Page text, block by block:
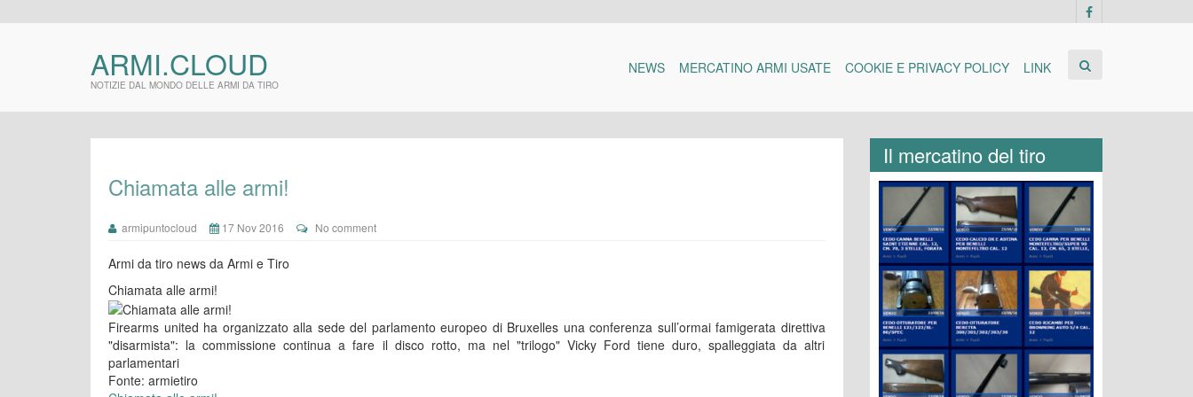
ARMI.CLOUD
NOTIZIE DAL MONDO DELLE ARMI DA TIRO
NEWS MERCATINO ARMI USATE COOKIE E PRIVACY POLICY LINK
Chiamata alle armi!
armipuntocloud 17 Nov 2016 No comment
Armi da tiro news da Armi e Tiro
Chiamata alle armi!
Firearms united ha organizzato alla sede del parlamento europeo di Bruxelles una conferenza sull’ormai famigerata direttiva
"disarmista": la commissione continua a fare il disco rotto, ma nel "trilogo" Vicky Ford tiene duro, spalleggiata da altri
parlamentari
Fonte: armietiro
Il mercatino del tiro